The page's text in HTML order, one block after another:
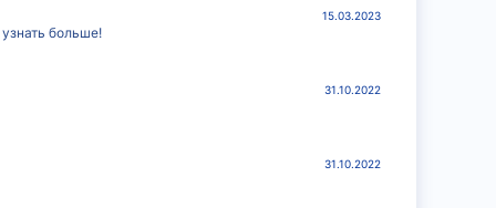
15.03.2023
больше!
31.10.2022
31.10.2022